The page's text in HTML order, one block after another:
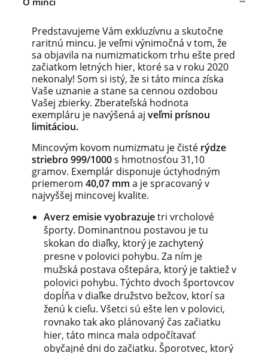
Predstavujeme Vám exkluzívnu a skutočne
raritnú mincu. Je veľmi výnimočná v tom, že
sa objavila na numizmatickom trhu ešte pred
začiatkom letných hier, ktoré sa v roku 2020
nekonaly! Som si istý, že si táto minca získa
Vaše uznanie a stane sa cennou ozdobou
Vašej zbierky. Zberateľská hodnota
exempláru je navýšená aj veľmi prísnou
limitáciou.
Mincovým kovom numizmatu je čisté rýdze
striebro 999/1000s hmotnosťou 31,10
gramov. Exemplár disponuje úctyhodným
priemerom 40,07 mm a je spracovaný v
najvyššej mincovej kvalite.
Averz emisie vyobrazujetri vrcholové
športy. Dominantnou postavou je tu
skokan do diaľky, ktorý je zachytený
presne v polovici pohybu. Za ním je
mužská postava oštepára, ktorý je taktiež v
polovici pohybu. Týchto dvoch športovcov
dopĺňa v diaľke družstvo bežcov, ktorí sa
ženú k cieľu. Všetci sú ešte len v polovici,
rovnako tak ako plánovaný čas začiatku
hier, táto minca mala odpočítavať
obyčajné dni do začiatku. Šporotvec, ktorý